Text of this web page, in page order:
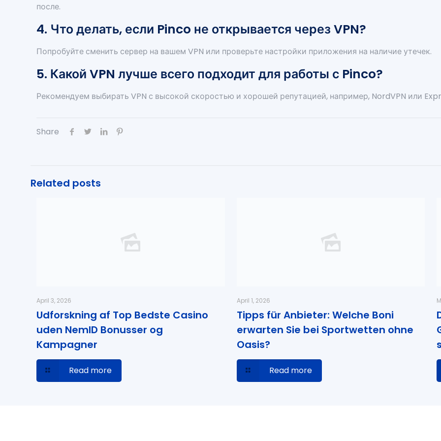
после.
4. Что делать, если Pinco не открывается через VPN?
Попробуйте сменить сервер на вашем VPN или проверьте настройки приложения на наличие утечек.
5. Какой VPN лучше всего подходит для работы с Pinco?
Рекомендуем выбирать VPN с высокой скоростью и хорошей репутацией, например, NordVPN или
Share
Related posts
April 3, 2026
Udforskning af Top Bedste Casino
uden NemID Bonusser og
Kampagner
Read more
April 1, 2026
Tipps für Anbieter: Welche Boni
erwarten Sie bei Sportwetten ohne
Oasis?
Read more